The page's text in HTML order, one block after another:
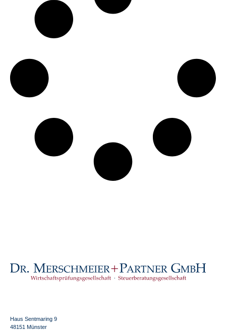
Haus Sentmaring 9
48151 Münster